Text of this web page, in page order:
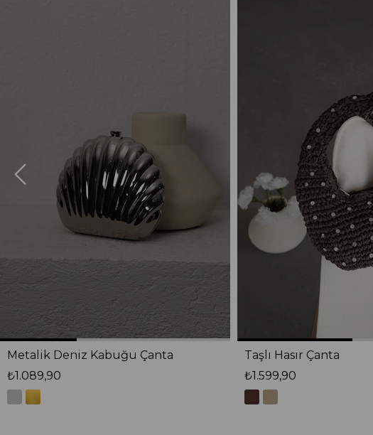
Metalik Deniz Kabuğu Çanta
₺1.089,90
Taşlı Hasır Çanta
₺1.599,90